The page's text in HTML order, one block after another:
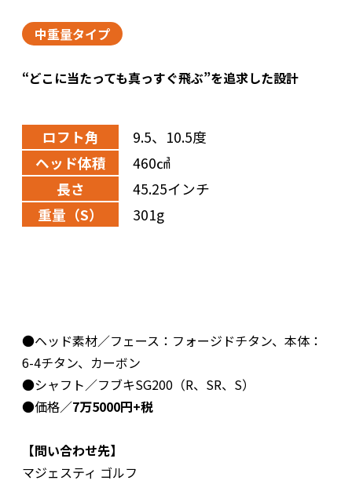
中重量タイプ
“どこに当たっても真っすぐ飛ぶ”を追求した設計
ロフト角
9.5、10.5度
ヘッド体積
460㎤
長さ
45.25インチ
重量（S）
301g
●ヘッド素材／フェース：フォージドチタン、本体：
6-4チタン、カーボン
●シャフト／フブキSG200（R、SR、S）
●価格／7万5000円+税
【問い合わせ先】
マジェスティ ゴルフ